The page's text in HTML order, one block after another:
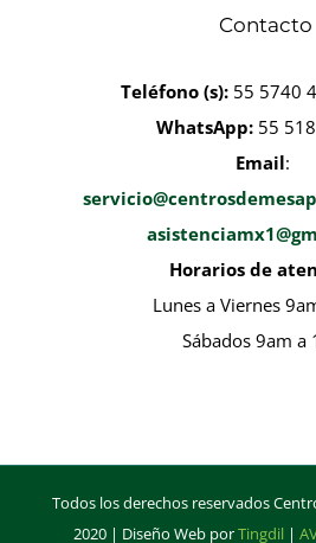
Contacto
Teléfono (s):55 5740
WhatsApp: 55
Email:
Horarios de
Lunes a Viernes
Sábados 9am a
Todos los derechos reservados
2020 | Diseño Web porTingdil |